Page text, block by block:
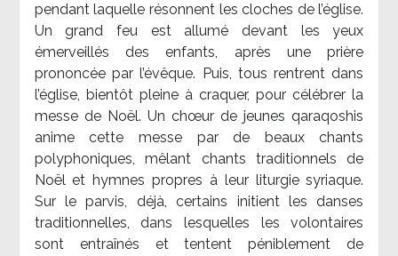
pendant laquelle résonnent les cloches de l’église.
Un grand feu est allumé devant les yeux
émerveillés des enfants, après une prière
prononcée par l’évêque. Puis, tous rentrent dans
l’église, bientôt pleine à craquer, pour célébrer la
messe de Noël. Un chœur de jeunes qaraqoshis
anime cette messe par de beaux chants
polyphoniques, mêlant chants traditionnels de
Noël et hymnes propres à leur liturgie syriaque.
Sur le parvis, déjà, certains initient les danses
traditionnelles, dans lesquelles les volontaires
sont entraînés et tentent péniblement de